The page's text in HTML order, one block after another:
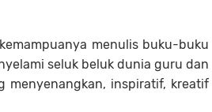
menulis buku-buku
seluk beluk dunia guru dan
menyenangkan, inspiratif, kreatif